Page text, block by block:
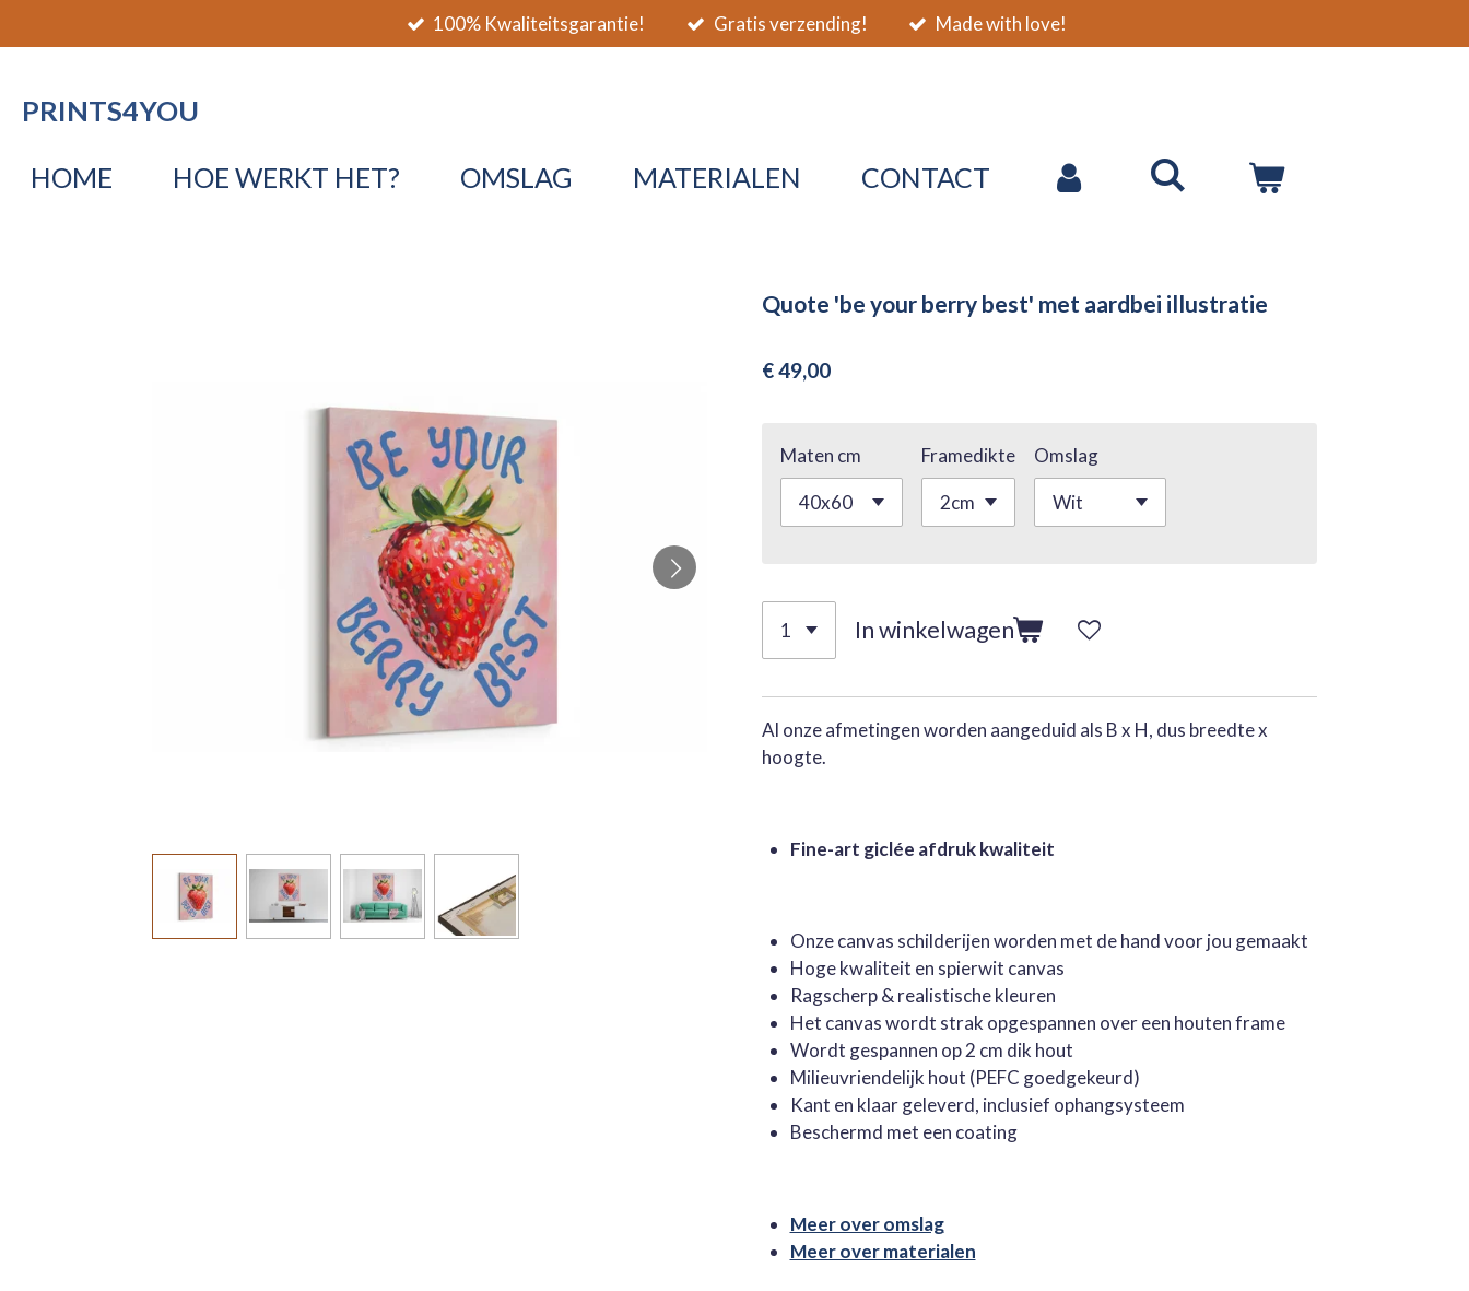
direct
de
100% Kwaliteitsgarantie! Gratis verzending! Made with love!
PRINTS4YOU
HOME HOE WERKT HET? OMSLAG MATERIALEN CONTACT
Quote 'be your berry best' met aardbei illustratie
€ 49,00
Maten cm Framedikte Omslag
In winkelwagen
Al onze afmetingen worden aangeduid als B x H, dus breedte x
hoogte.
Fine-art giclée afdruk kwaliteit
Onze canvas schilderijen worden met de hand voor jou gemaakt
Hoge kwaliteit en spierwit canvas
Ragscherp & realistische kleuren
Het canvas wordt strak opgespannen over een houten frame
Wordt gespannen op 2 cm dik hout
Milieuvriendelijk hout (PEFC goedgekeurd)
Kant en klaar geleverd, inclusief ophangsysteem
Beschermd met een coating
Meer over omslag
Meer over materialen